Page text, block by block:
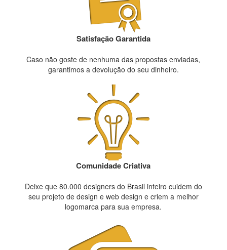
Satisfação Garantida
Caso não goste de nenhuma das propostas enviadas,
garantimos a devolução do seu dinheiro.
Comunidade Criativa
Deixe que 80.000 designers do Brasil inteiro cuidem do
seu projeto de design e web design e criem a melhor
logomarca para sua empresa.